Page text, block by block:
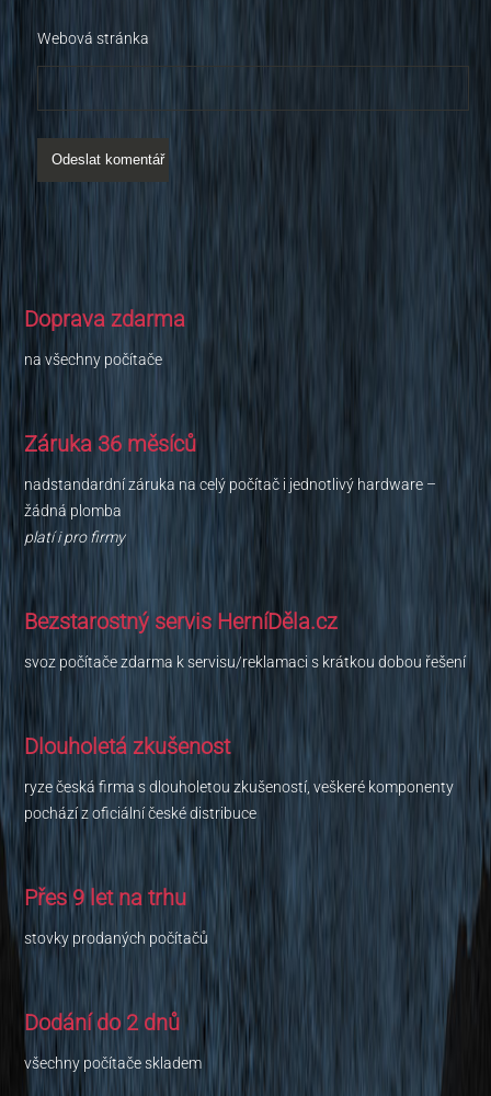
Webová stránka
Doprava zdarma
na všechny počítače
Záruka 36 měsíců
nadstandardní záruka na celý počítač i jednotlivý hardware –
žádná plomba
platí i pro firmy
Bezstarostný servis HerníDěla.cz
svoz počítače zdarma k servisu/reklamaci s krátkou dobou řešení
Dlouholetá zkušenost
ryze česká firma s dlouholetou zkušeností, veškeré komponenty
pochází z oficiální české distribuce
Přes 9 let na trhu
stovky prodaných počítačů
Dodání do 2 dnů
všechny počítače skladem